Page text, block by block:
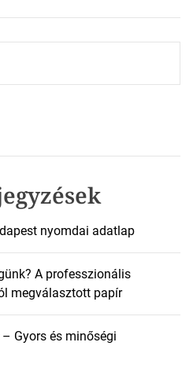
nyomdai adatlap
A professzionális
megválasztott papír
Gyors és minőségi